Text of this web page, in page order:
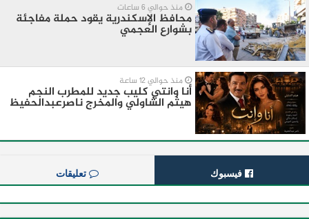
منذ حوالي 6 ساعات
محافظ الإسكندرية يقود حملة مفاجئة
بشوارع العجمي
منذ حوالي 12 ساعة
أنا وانتي كليب جديد للمطرب النجم
هيثم الشاولي والمخرج ناصرعبدالحفيظ
فيسبوك تعليقات